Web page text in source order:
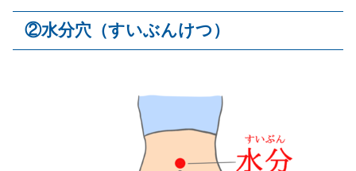
②水分穴（すいぶんけつ）